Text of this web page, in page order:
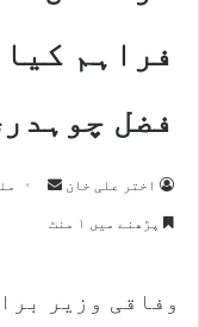
فراہم
فضل
اختر علی خان
Send مئی 8,
پڑھنے میں ۱ منٹ
وفاقی وزیر